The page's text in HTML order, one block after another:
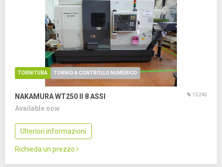
TORNITURA TORNIO A CONTROLLO NUMERICO
NAKAMURA WT250 II 8 ASSI 13245
Available now
Ulteriori informazioni
Richieda un prezzo